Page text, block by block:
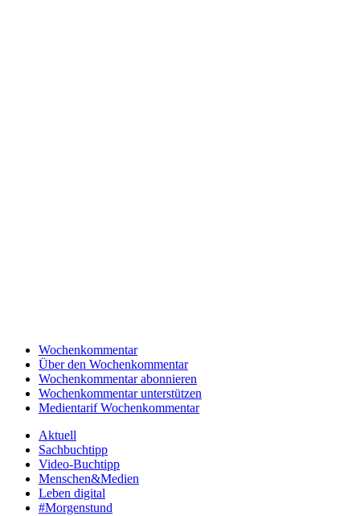
Wochenkommentar
Über den Wochenkommentar
Wochenkommentar abonnieren
Wochenkommentar unterstützen
Medientarif Wochenkommentar
Aktuell
Sachbuchtipp
Video-Buchtipp
Menschen&Medien
Leben digital
#Morgenstund